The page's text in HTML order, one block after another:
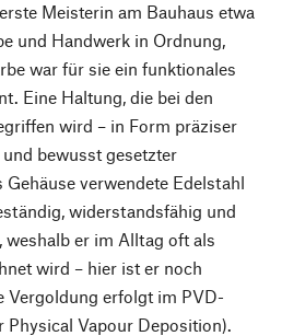
Meisterin am Bauhaus etwa
und Handwerk in Ordnung,
war für sie ein funktionales
Eine Haltung, die bei den
wird – in Form präziser
bewusst gesetzter
verwendete Edelstahl
widerstandsfähig und
er im Alltag oft als
wird – hier ist er noch
Vergoldung erfolgt im PVD-
Physical Vapour Deposition).